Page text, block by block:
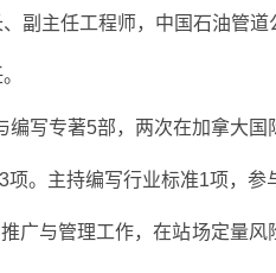
副主任工程师，中国石油管
写专著5部，两次在加拿大
。主持编写行业标准1项，
广与管理工作，在站场定量